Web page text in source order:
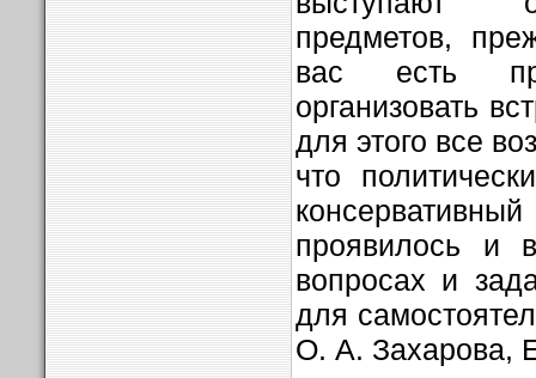
предметов,
вас есть
организовать
для этого все
что
проявилось и
вопросах и
для
О. А. Захарова,